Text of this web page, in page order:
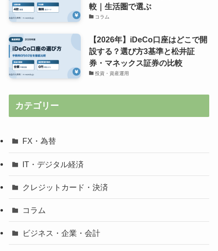
較｜生活圏で選ぶ
コラム
【2026年】iDeCo口座はどこで開
設する？選び方3基準と松井証
券・マネックス証券の比較
投資・資産運用
カテゴリー
FX・為替
IT・デジタル経済
クレジットカード・決済
コラム
ビジネス・企業・会計